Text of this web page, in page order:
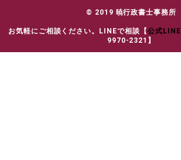
© 2019 暁行政書士事務所
お気軽にご相談ください。LINEで相談【公式LINE
9970-2321】